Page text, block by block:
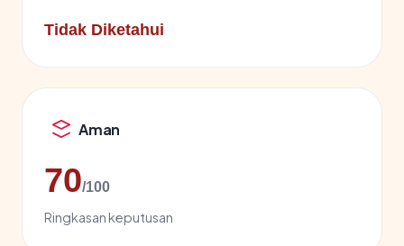
Tidak Diketahui
Aman
70/100
Ringkasan keputusan